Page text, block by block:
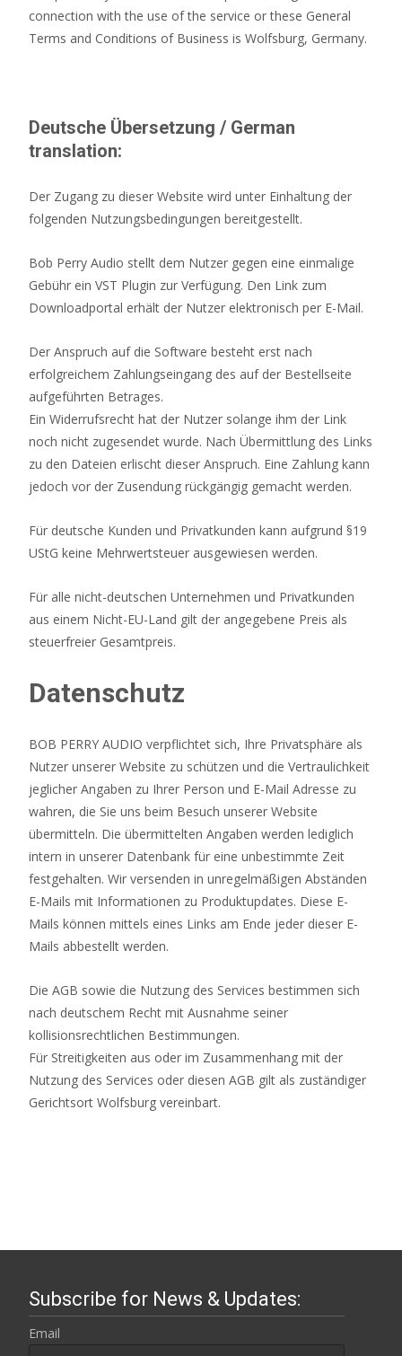
connection with the use of the service or these General
Terms and Conditions of Business is Wolfsburg, Germany.
Deutsche Übersetzung / German
translation:
Der Zugang zu dieser Website wird unter Einhaltung der
folgenden Nutzungsbedingungen bereitgestellt.
Bob Perry Audio stellt dem Nutzer gegen eine einmalige
Gebühr ein VST Plugin zur Verfügung. Den Link zum
Downloadportal erhält der Nutzer elektronisch per E-Mail.
Der Anspruch auf die Software besteht erst nach
erfolgreichem Zahlungseingang des auf der Bestellseite
aufgeführten Betrages.
Ein Widerrufsrecht hat der Nutzer solange ihm der Link
noch nicht zugesendet wurde. Nach Übermittlung des Links
zu den Dateien erlischt dieser Anspruch. Eine Zahlung kann
jedoch vor der Zusendung rückgängig gemacht werden.
Für deutsche Kunden und Privatkunden kann aufgrund §19
UStG keine Mehrwertsteuer ausgewiesen werden.
Für alle nicht-deutschen Unternehmen und Privatkunden
aus einem Nicht-EU-Land gilt der angegebene Preis als
steuerfreier Gesamtpreis.
Datenschutz
BOB PERRY AUDIO verpflichtet sich, Ihre Privatsphäre als
Nutzer unserer Website zu schützen und die Vertraulichkeit
jeglicher Angaben zu Ihrer Person und E-Mail Adresse zu
wahren, die Sie uns beim Besuch unserer Website
übermitteln. Die übermittelten Angaben werden lediglich
intern in unserer Datenbank für eine unbestimmte Zeit
festgehalten. Wir versenden in unregelmäßigen Abständen
E-Mails mit Informationen zu Produktupdates. Diese E-
Mails können mittels eines Links am Ende jeder dieser E-
Mails abbestellt werden.
Die AGB sowie die Nutzung des Services bestimmen sich
nach deutschem Recht mit Ausnahme seiner
kollisionsrechtlichen Bestimmungen.
Für Streitigkeiten aus oder im Zusammenhang mit der
Nutzung des Services oder diesen AGB gilt als zuständiger
Gerichtsort Wolfsburg vereinbart.
Subscribe for News & Updates:
Email